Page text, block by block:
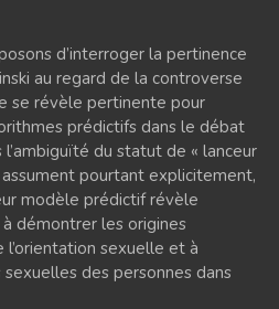
d’interroger la pertinence
au regard de la controverse
se révèle pertinente pour
prédictifs dans le débat
du statut de « lanceur
pourtant explicitement,
modèle prédictif révèle
démontrer les origines
sexuelle et à
des personnes dans